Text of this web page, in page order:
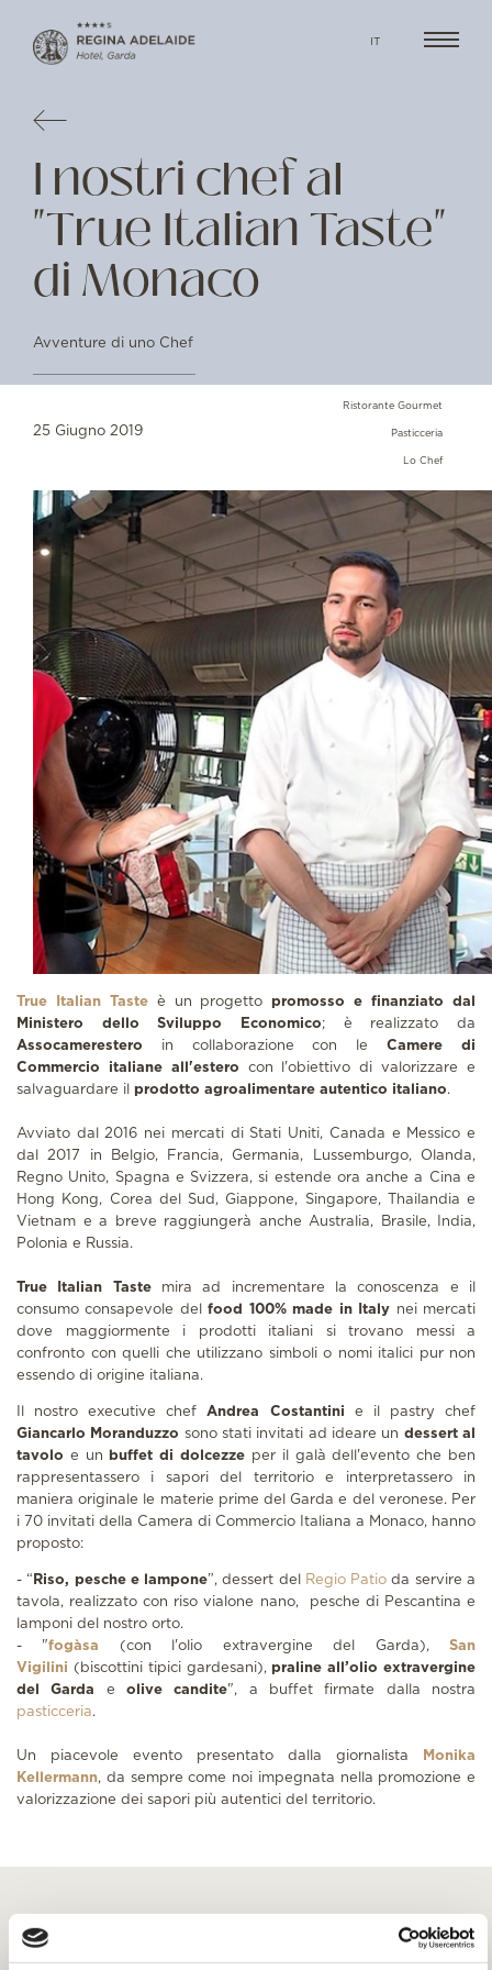
IT
I nostri chef al
"True Italian Taste"
di Monaco
Avventure di uno Chef
25 Giugno 2019
Ristorante Gourmet
Pasticceria
Lo Chef
True Italian Tasteè un progettopromosso e finanziato dal
Ministero dello Sviluppo Economico; è realizzato da
Assocamerestero in collaborazione con leCamere di
Commercio italiane all'estero con l'obiettivo di valorizzare e
salvaguardare il prodotto agroalimentare autentico italiano.
Avviato dal 2016 nei mercati di Stati Uniti, Canada e Messico e
dal 2017 in Belgio, Francia, Germania, Lussemburgo, Olanda,
Regno Unito, Spagna e Svizzera, si estende ora anche a Cina e
Hong Kong, Corea del Sud, Giappone, Singapore, Thailandia e
Vietnam e a breve raggiungerà anche Australia, Brasile, India,
Polonia e Russia.
True Italian Tastemira ad incrementare la conoscenza e il
consumo consapevole delfood 100% made in Italy nei mercati
dove maggiormente i prodotti italiani si trovano messi a
confronto con quelli che utilizzano simboli o nomi italici pur non
essendo di origine italiana.
Il nostro executive chefAndrea Costantini e il pastry chef
Giancarlo Moranduzzo sono stati invitati ad ideare un dessert al
tavolo e un buffet di dolcezze per il galà dell'evento che ben
rappresentassero i sapori del territorio e interpretassero in
maniera originale le materie prime del Garda e del veronese. Per
i 70 invitati della Camera di Commercio Italiana a Monaco, hanno
proposto:
- “ Riso, pesche e lampone”, dessert del Regio Patio da servire a
tavola, realizzato con riso vialone nano, pesche di Pescantina e
lamponi del nostro orto.
- "fogàsa (con l'olio extravergine del Garda),San
Vigilini (biscottini tipici gardesani),praline all’olio extravergine
del Garda
eolive candite", a buffet firmate dalla nostra
pasticceria.
Un piacevole evento presentato dalla giornalista
Monika
Kellermann, da sempre come noi impegnata nella promozione e
valorizzazione dei sapori più autentici del territorio.
Altre storie ed eventi